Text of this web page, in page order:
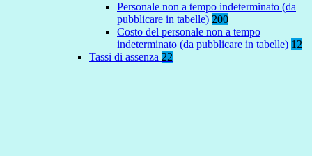
Personale non a tempo indeterminato (da
pubblicare in tabelle) 200
Costo del personale non a tempo
indeterminato (da pubblicare in tabelle) 12
Tassi di assenza 22